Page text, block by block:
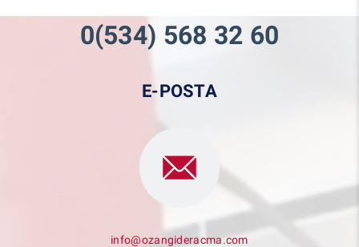
0(534) 568 32 60
E-POSTA
info@ozangideracma.com